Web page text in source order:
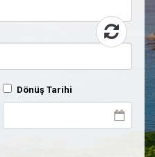
Dönüş Tarihi